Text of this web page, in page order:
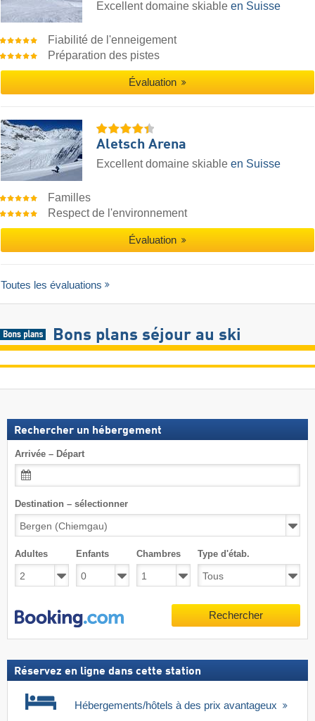
Excellent domaine skiable en Suisse
Fiabilité de l'enneigement
Préparation des pistes
Évaluation
Aletsch Arena
Excellent domaine skiable en Suisse
Familles
Respect de l'environnement
Évaluation
Toutes les évaluations
Bons plans séjour au ski
Rechercher un hébergement
Arrivée – Départ
Destination – sélectionner
Adultes Enfants Chambres Type d'étab.
Rechercher
Réservez en ligne dans cette station
Hébergements/hôtels à des prix avantageux